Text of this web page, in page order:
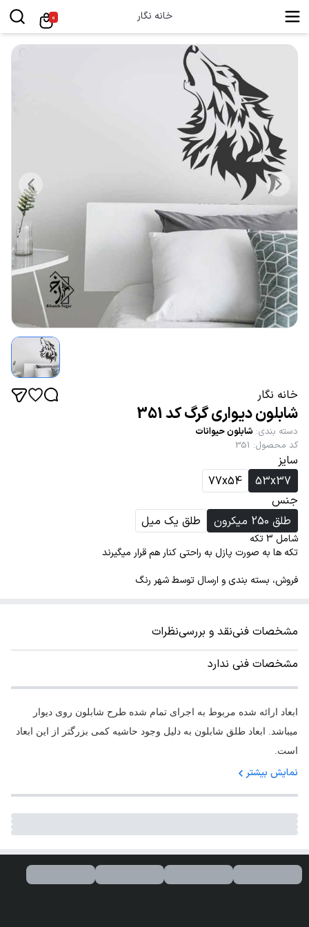
خانه نگار 0
خانه نگار
شابلون دیواری گرگ کد 351
دسته بندی: شابلون حیوانات
کد محصول:
351
سایز
53x37
77x54
جنس
طلق 250 میکرون
طلق یک میل
شامل 3 تکه
تکه ها به صورت پازل به راحتی کنار هم قرار میگیرند
فروش، بسته بندی و ارسال توسط شهر رنگ
مشخصات فنینقد و بررسینظرات
مشخصات فنی ندارد
ابعاد ارائه شده مربوط به اجرای تمام شده طرح شابلون روی دیوار
میباشد. ابعاد طلق شابلون به دلیل وجود حاشیه کمی بزرگتر از این ابعاد
است.
نمایش بیشتر